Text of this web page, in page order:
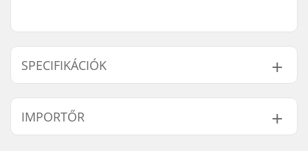
SPECIFIKÁCIÓK
Max. használók
száma:
1
IMPORTŐR